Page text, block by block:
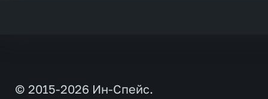
© 2015-2026 Ин-Спейс.